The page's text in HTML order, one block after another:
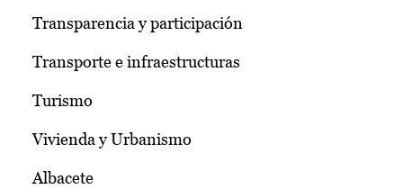
Transparencia y participación
Transporte e infraestructuras
Turismo
Vivienda y Urbanismo
Albacete